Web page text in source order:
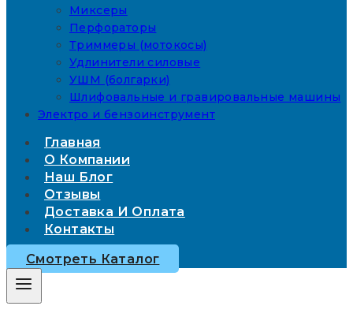
Миксеры
Перфораторы
Триммеры (мотокосы)
Удлинители силовые
УШМ (болгарки)
Шлифовальные и гравировальные машины
Электро и бензоинструмент
Главная
О Компании
Наш Блог
Отзывы
Доставка И Оплата
Контакты
Смотреть Каталог